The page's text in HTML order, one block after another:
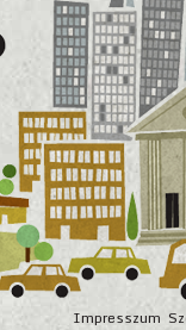
Impresszum